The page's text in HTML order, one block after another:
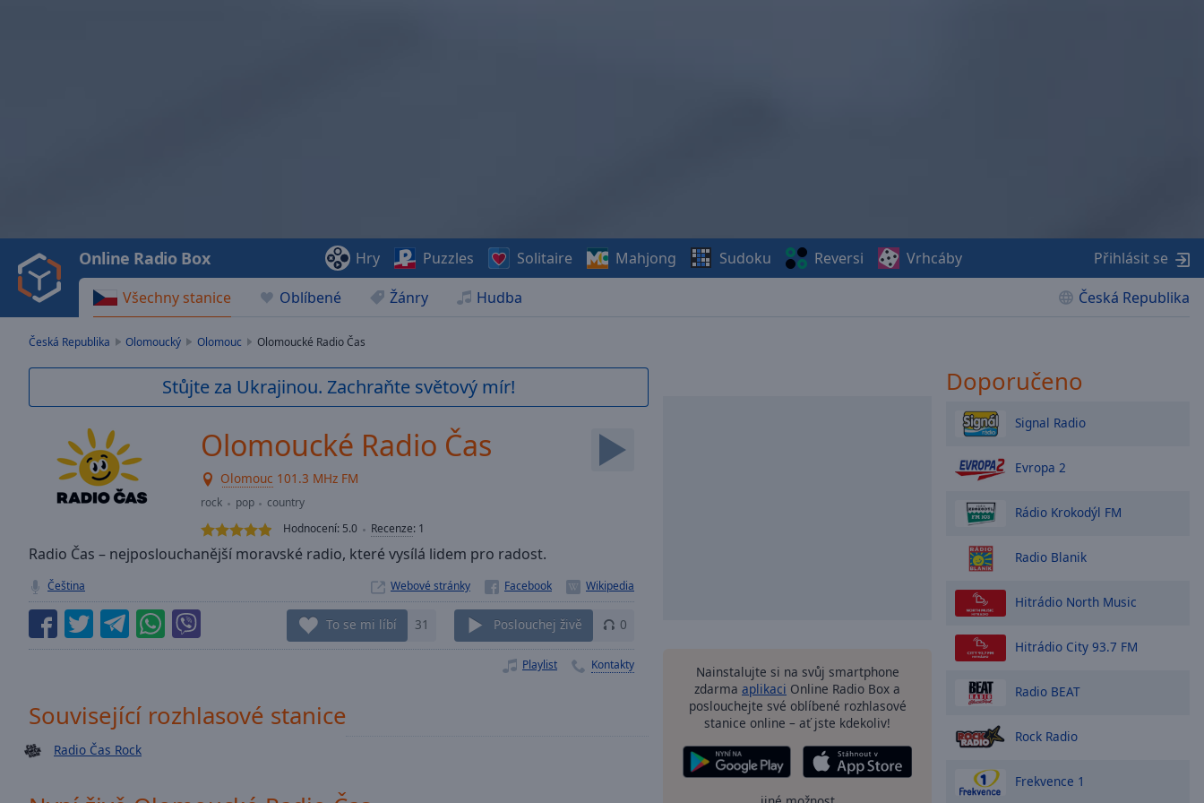
Video
Play
Backward
Skip
Current
Seek to
live,
currently
behind
LIVE
Remaining
Time-
Playback
Všechny stanice Oblíbené Žánry Hudba Česká Republika
Online Radio Box Hry Puzzles Solitaire Mahjong Sudoku Reversi Vrhcáby Přihlásit se
Česká Republika Olomoucký Olomouc Olomoucké Radio Čas
Stůjte za Ukrajinou. Zachraňte světový mír!
Olomoucké Radio Čas
Olomouc 101.3 MHz FM
rock pop
country
Hodnocení: 5.0 Recenze: 1
Radio Čas – nejposlouchanější moravské radio, které vysílá lidem pro radost.
Čeština Webové stránky
To se mi líbí 31 Poslouchej živě 0
Playlist Kontakty
Související rozhlasové stanice
Radio Čas Rock
Nainstalujte si na svůj smartphone
zdarma aplikaci Online Radio Box a
poslouchejte své oblíbené rozhlasové
stanice online – ať jste kdekoliv!
Doporučeno
Signal Radio
Evropa 2
Rádio Krokodýl FM
Radio Blanik
Hitrádio North Music
Hitrádio City 93.7 FM
Radio BEAT
Rock Radio
Frekvence 1